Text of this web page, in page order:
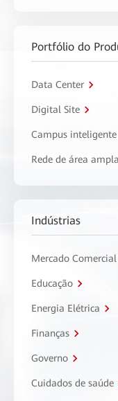
Portfólio do
Data Center
Digital Site
Campus inteligente
Rede de área ampla
Indústrias
Mercado Comercial
Educação
Energia Elétrica
Finanças
Governo
Cuidados de saúde